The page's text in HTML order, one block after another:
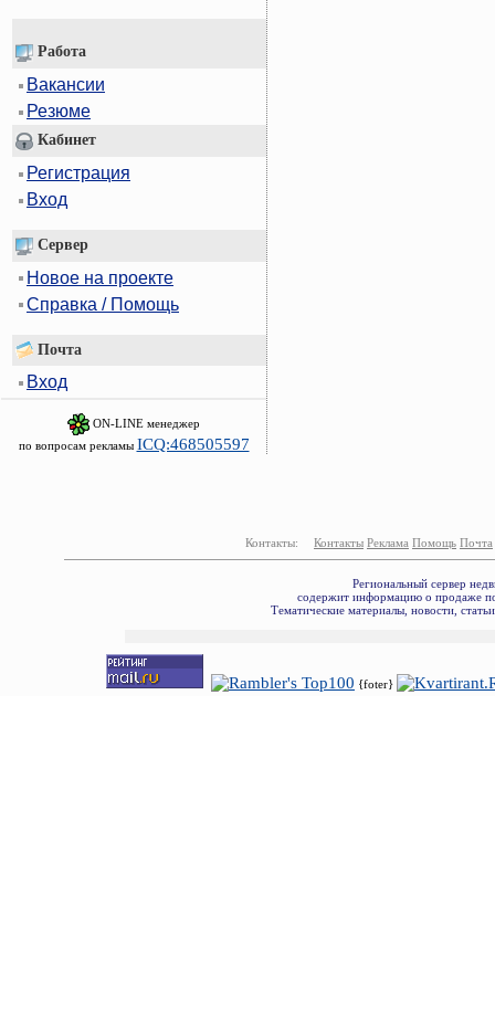
Работа
Вакансии
Резюме
Кабинет
Регистрация
Вход
Сервер
Новое на проекте
Справка / Помощь
Почта
Вход
ON-LINE менеджер
по вопросам рекламы ICQ:468505597
Контакты: Контакты Реклама Помощь Почта
Региональный сервер
содержит информацию о продаже
Тематические материалы, новости,
{foter}